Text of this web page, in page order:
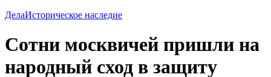
ДелаИсторическое наследие
Сотни москвичей пришли на
народный сход в защиту